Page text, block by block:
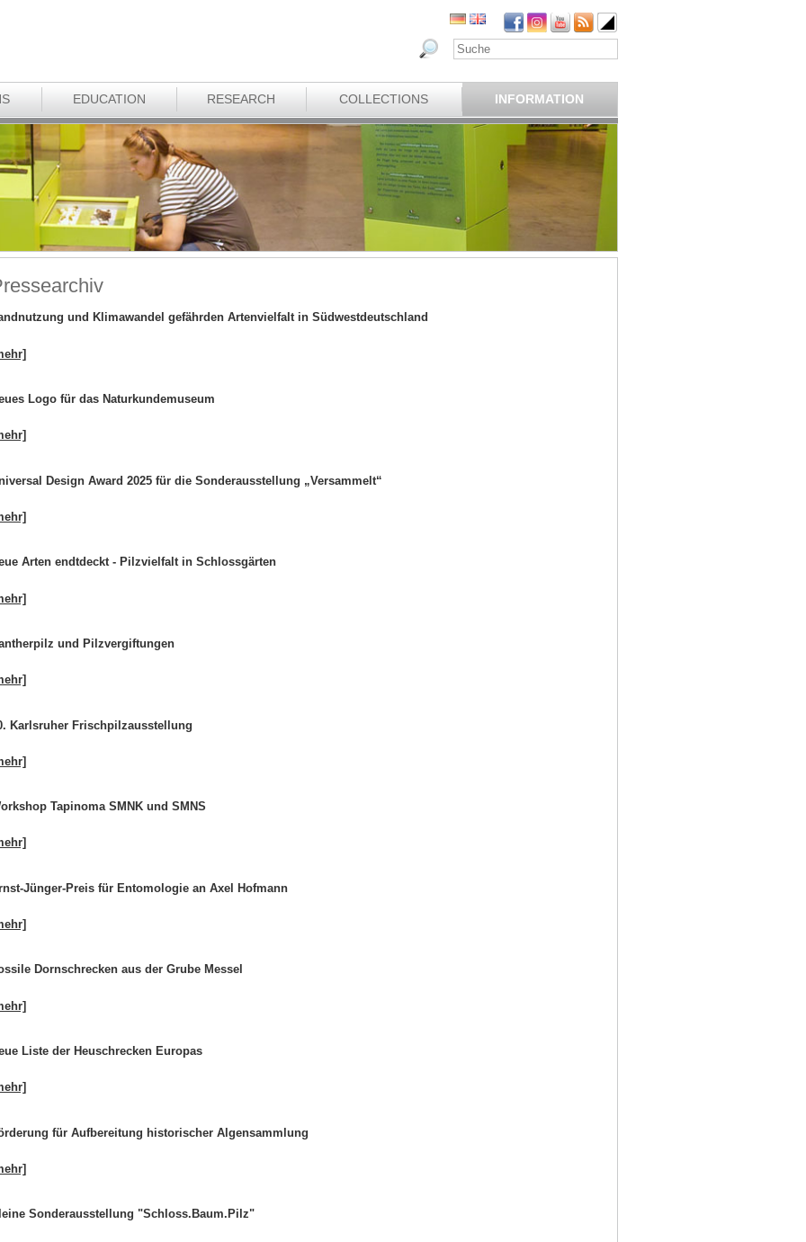
EDUCATION RESEARCH COLLECTIONS INFORMATION
und Klimawandel gefährden Artenvielfalt in Südwestdeutschland
Logo für das Naturkundemuseum
Design Award 2025 für die Sonderausstellung „Versammelt“
Arten endtdeckt - Pilzvielfalt in Schlossgärten
und Pilzvergiftungen
Karlsruher Frischpilzausstellung
Tapinoma SMNK und SMNS
Jünger-Preis für Entomologie an Axel Hofmann
Dornschrecken aus der Grube Messel
Liste der Heuschrecken Europas
für Aufbereitung historischer Algensammlung
Sonderausstellung "Schloss.Baum.Pilz"